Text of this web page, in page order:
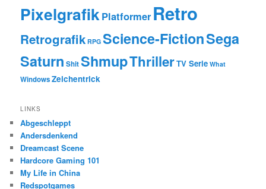
PixelgrafikPlatformer Retro
Retrografik RPG Science-FictionSega
Saturn ShitShmupThrillerTV Serie What
WindowsZeichentrick
LINKS
Abgeschleppt
Andersdenkend
Dreamcast Scene
Hardcore Gaming 101
My Life in China
Redspotgames